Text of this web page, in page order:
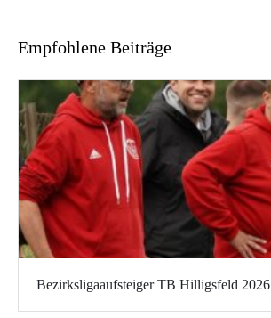
Empfohlene Beiträge
Bezirksligaaufsteiger TB Hilligsfeld 2026